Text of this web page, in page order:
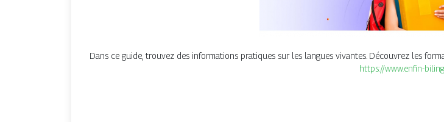
Dans ce guide, trouvez des informations pratiques sur les langues vivantes. Découvrez les
https://www.enfin-